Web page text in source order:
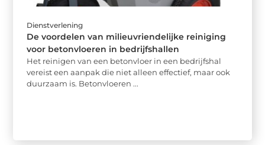
Dienstverlening
De voordelen van milieuvriendelijke reiniging
voor betonvloeren in bedrijfshallen
Het reinigen van een betonvloer in een bedrijfshal
vereist een aanpak die niet alleen effectief, maar ook
duurzaam is. Betonvloeren ...